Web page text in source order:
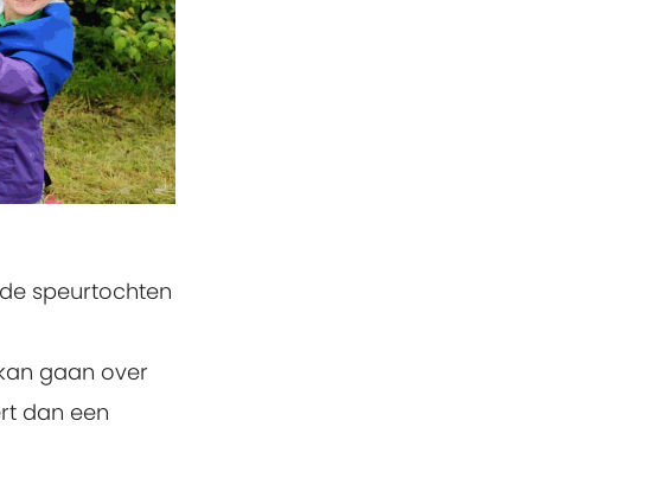
speurtochten
gaan over
dan een